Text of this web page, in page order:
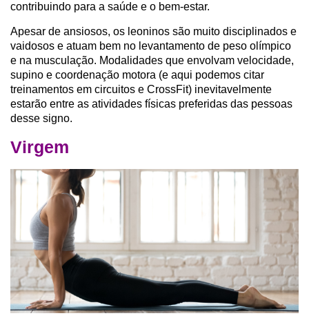
contribuindo para a saúde e o bem-estar.
Apesar de ansiosos, os leoninos são muito disciplinados e
vaidosos e atuam bem no levantamento de peso olímpico
e na musculação. Modalidades que envolvam velocidade,
supino e coordenação motora (e aqui podemos citar
treinamentos em circuitos e CrossFit) inevitavelmente
estarão entre as atividades físicas preferidas das pessoas
desse signo.
Virgem